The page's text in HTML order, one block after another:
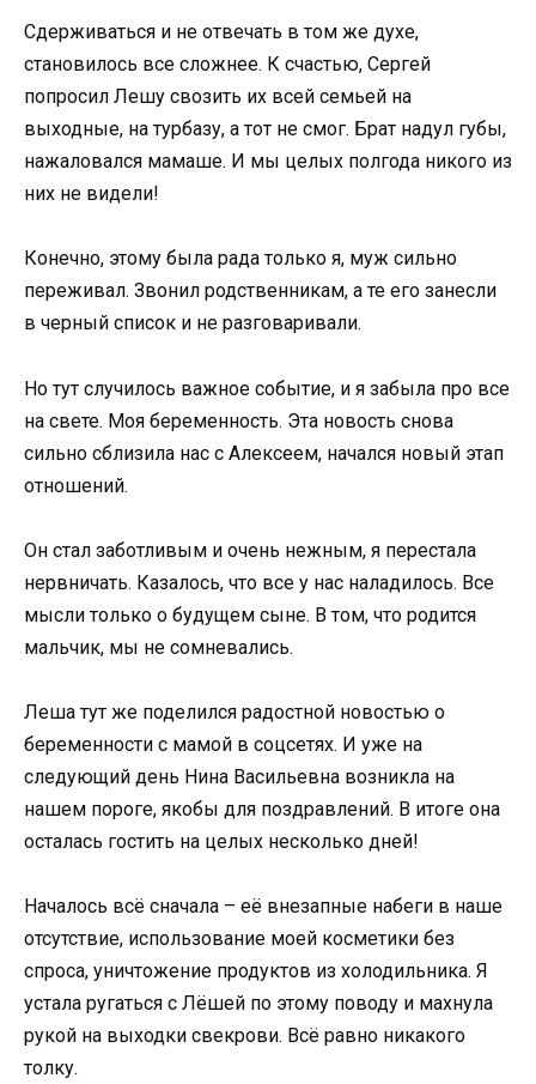
Сдерживаться и не отвечать в том же духе,
становилось все сложнее. К счастью, Сергей
попросил Лешу свозить их всей семьей на
выходные, на турбазу, а тот не смог. Брат надул губы,
нажаловался мамаше. И мы целых полгода никого из
них не видели!
Конечно, этому была рада только я, муж сильно
переживал. Звонил родственникам, а те его занесли
в черный список и не разговаривали.
Но тут случилось важное событие, и я забыла про все
на свете. Моя беременность. Эта новость снова
сильно сблизила нас с Алексеем, начался новый этап
отношений.
Он стал заботливым и очень нежным, я перестала
нервничать. Казалось, что все у нас наладилось. Все
мысли только о будущем сыне. В том, что родится
мальчик, мы не сомневались.
Леша тут же поделился радостной новостью о
беременности с мамой в соцсетях. И уже на
следующий день Нина Васильевна возникла на
нашем пороге, якобы для поздравлений. В итоге она
осталась гостить на целых несколько дней!
Началось всё сначала – её внезапные набеги в наше
отсутствие, использование моей косметики без
спроса, уничтожение продуктов из холодильника. Я
устала ругаться с Лёшей по этому поводу и махнула
рукой на выходки свекрови. Всё равно никакого
толку.